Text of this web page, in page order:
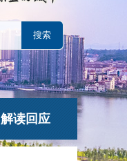
解读回应